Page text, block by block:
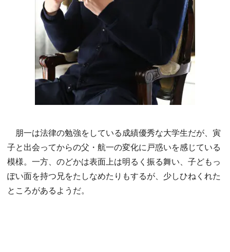
朋一は法律の勉強をしている成績優秀な大学生だが、寅
子と出会ってからの父・航一の変化に戸惑いを感じている
模様。一方、のどかは表面上は明るく振る舞い、子どもっ
ぽい面を持つ兄をたしなめたりもするが、少しひねくれた
ところがあるようだ。